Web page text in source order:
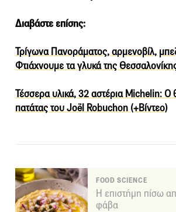
Διαβάστε επίσης:
Τρίγωνα Πανοράματος, αρμενοβίλ,
Φτιάχνουμε τα γλυκά της
Τέσσερα υλικά, 32 αστέρια Michelin: Ο
πατάτας του Joël Robuchon (+Βίντεο)
FOOD SCIENCE
Η επιστήμη πίσω
φάβα